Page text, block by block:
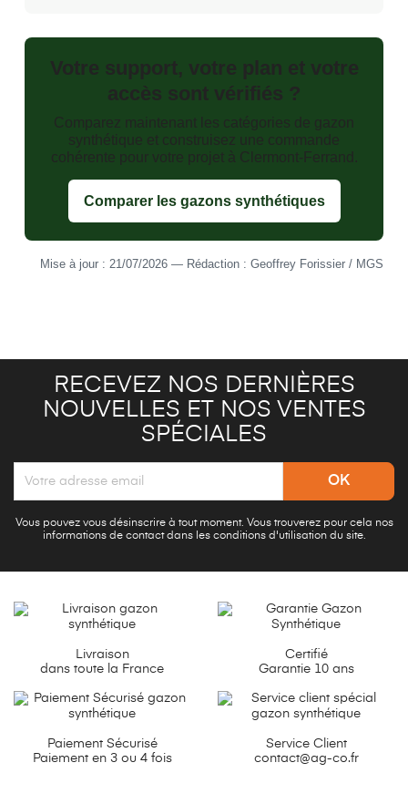
Votre support, votre plan et votre
accès sont vérifiés ?
Comparez maintenant les catégories de gazon
synthétique et construisez une commande
cohérente pour votre projet à Clermont-Ferrand.
Comparer les gazons synthétiques
Mise à jour : 21/07/2026 — Rédaction : Geoffrey Forissier / MGS
RECEVEZ NOS DERNIÈRES
NOUVELLES ET NOS VENTES
SPÉCIALES
Vous pouvez vous désinscrire à tout moment. Vous trouverez pour cela nos
informations de contact dans les conditions d'utilisation du site.
Livraison
dans toute la France
Certifié
Garantie 10 ans
Paiement Sécurisé
Paiement en 3 ou 4 fois
Service Client
contact@ag-co.fr